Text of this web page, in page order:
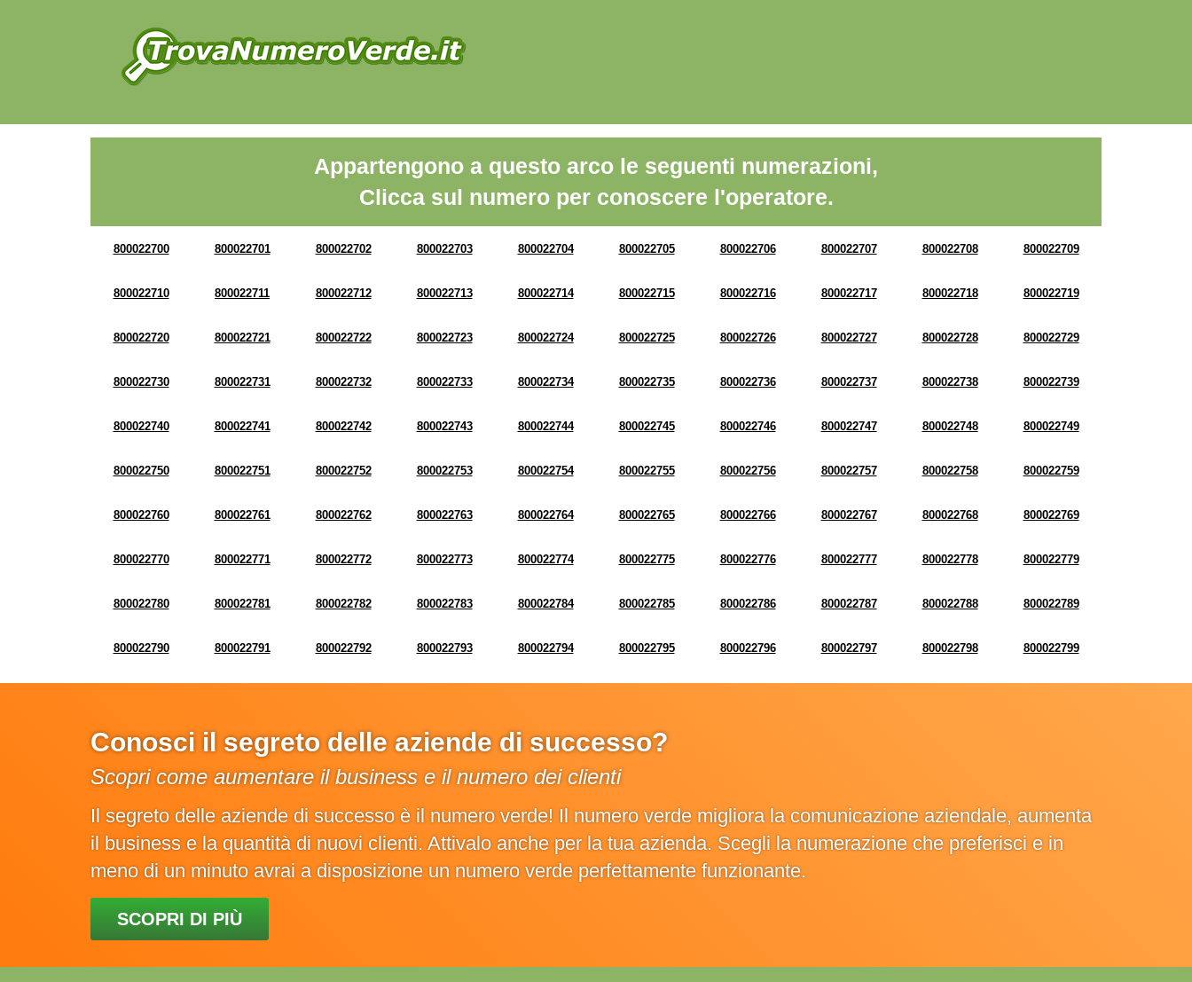
Appartengono a questo arco le seguenti numerazioni,
Clicca sul numero per conoscere l'operatore.
800022700 800022701 800022702 800022703 800022704 800022705 800022706 800022707 800022708 800022709
800022710 800022711 800022712 800022713 800022714 800022715 800022716 800022717 800022718 800022719
800022720 800022721 800022722 800022723 800022724 800022725 800022726 800022727 800022728 800022729
800022730 800022731 800022732 800022733 800022734 800022735 800022736 800022737 800022738 800022739
800022740 800022741 800022742 800022743 800022744 800022745 800022746 800022747 800022748 800022749
800022750 800022751 800022752 800022753 800022754 800022755 800022756 800022757 800022758 800022759
800022760 800022761 800022762 800022763 800022764 800022765 800022766 800022767 800022768 800022769
800022770 800022771 800022772 800022773 800022774 800022775 800022776 800022777 800022778 800022779
800022780 800022781 800022782 800022783 800022784 800022785 800022786 800022787 800022788 800022789
800022790 800022791 800022792 800022793 800022794 800022795 800022796 800022797 800022798 800022799
Conosci il segreto delle aziende di successo?
Scopri come aumentare il business e il numero dei clienti
Il segreto delle aziende di successo è il numero verde! Il numero verde migliora la comunicazione aziendale, aumenta
il business e la quantità di nuovi clienti. Attivalo anche per la tua azienda. Scegli la numerazione che preferisci e in
meno di un minuto avrai a disposizione un numero verde perfettamente funzionante.
SCOPRI DI PIÙ